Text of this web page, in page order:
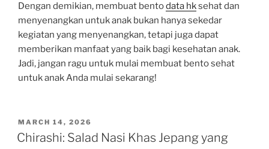
Dengan demikian, membuat bentodata hksehat dan
menyenangkan untuk anak bukan hanya sekedar
kegiatan yang menyenangkan, tetapi juga dapat
memberikan manfaat yang baik bagi kesehatan anak.
Jadi, jangan ragu untuk mulai membuat bento sehat
untuk anak Anda mulai sekarang!
POSTED
ON
MARCH 14, 2026
Chirashi: Salad Nasi Khas Jepang yang